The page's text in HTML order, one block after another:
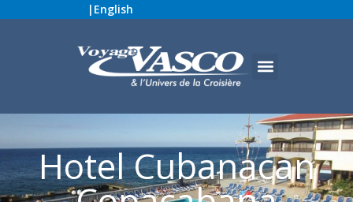
| English
Hotel Cubanacan